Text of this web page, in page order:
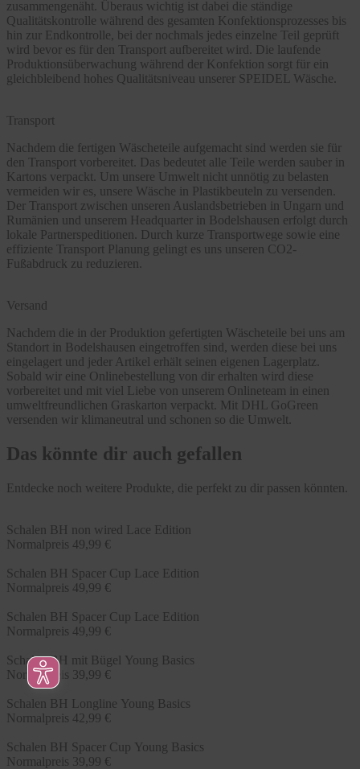
zusammengenäht. Überaus wichtig ist dabei die ständige
Qualitätskontrolle während des gesamten Konfektionsprozesses bis
hin zur Endkontrolle, bei der nochmals jedes einzelne Teil geprüft
wird bevor es für den Transport aufbereitet wird. Die laufende
Produktionsüberwachung während der Konfektion sorgt für ein
gleichbleibend hohes Qualitätsniveau unserer SPEIDEL Wäsche.
Transport
Nachdem die fertigen Wäscheteile aufgemacht sind werden sie für
den Transport vorbereitet. Das bedeutet alle Teile werden sauber in
Kartons verpackt. Um unsere Umwelt nicht unnötig zu belasten
vermeiden wir es, unsere Wäsche in Plastikbeuteln zu versenden.
Der Transport zwischen unseren Auslandsbetrieben in Ungarn und
Rumänien und unserem Headquarter in Bodelshausen erfolgt durch
lokale Partnerspeditionen. Durch kurze Transportwege sowie eine
effiziente Transport Planung gelingt es uns unseren CO2-
Fußabdruck zu reduzieren.
Versand
Nachdem die in der Produktion gefertigten Wäscheteile bei uns am
Standort in Bodelshausen eingetroffen sind, werden diese bei uns
eingelagert und jeder Artikel erhält seinen eigenen Lagerplatz.
Sobald wir eine Onlinebestellung von dir erhalten wird diese
vorbereitet und mit viel Liebe von unserem Onlineteam in einen
umweltfreundlichen Graskarton verpackt. Mit DHL GoGreen
versenden wir klimaneutral und schonen so die Umwelt.
Das könnte dir auch gefallen
Entdecke noch weitere Produkte, die perfekt zu dir passen könnten.
Schalen BH non wired Lace Edition
Normalpreis 49,99 €
Schalen BH Spacer Cup Lace Edition
Normalpreis 49,99 €
Schalen BH Spacer Cup Lace Edition
Normalpreis 49,99 €
Schalen BH mit Bügel Young Basics
Normalpreis 39,99 €
Schalen BH Longline Young Basics
Normalpreis 42,99 €
Schalen BH Spacer Cup Young Basics
Normalpreis 39,99 €